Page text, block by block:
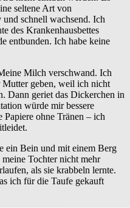
seltene Art von
schnell wachsend. Ich
des Krankenhausbettes
entbunden. Ich habe keine
Milch verschwand. Ich
Mutter geben, weil ich nicht
Dann geriet das Dickerchen in
würde mir bessere
Papiere ohne Tränen – ich
ein Bein und mit einem Berg
Tochter nicht mehr
als sie krabbeln lernte.
ich für die Taufe gekauft